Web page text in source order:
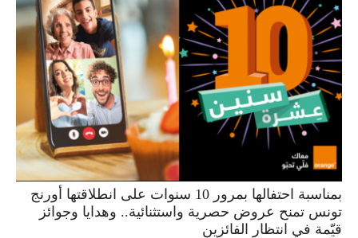
بمناسبة احتفالها بمرور 10 سنوات على انطلاقتها أورنج
تونس تمنح عروض حصرية واستثنائية.. وهدايا وجوائز
قيّمة في انتظار الفائزين